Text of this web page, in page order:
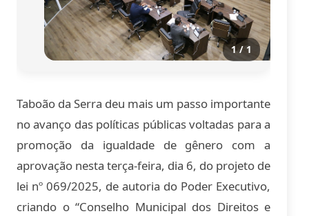
1 / 1
Taboão da Serra deu mais um passo importante
no avanço das políticas públicas voltadas para a
promoção da igualdade de gênero com a
aprovação nesta terça-feira, dia 6, do projeto de
lei nº 069/2025, de autoria do Poder Executivo,
criando o “Conselho Municipal dos Direitos e